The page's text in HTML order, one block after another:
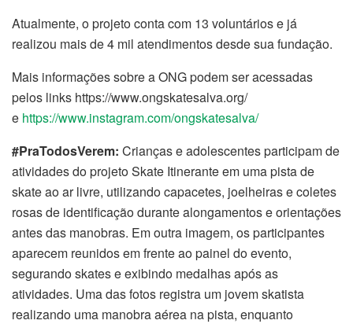
Atualmente, o projeto conta com 13 voluntários e já
realizou mais de 4 mil atendimentos desde sua fundação.
Mais informações sobre a ONG podem ser acessadas
pelos links https://www.ongskatesalva.org/
e https://www.instagram.com/ongskatesalva/
#PraTodosVerem: Crianças e adolescentes participam de
atividades do projeto Skate Itinerante em uma pista de
skate ao ar livre, utilizando capacetes, joelheiras e coletes
rosas de identificação durante alongamentos e orientações
antes das manobras. Em outra imagem, os participantes
aparecem reunidos em frente ao painel do evento,
segurando skates e exibindo medalhas após as
atividades. Uma das fotos registra um jovem skatista
realizando uma manobra aérea na pista, enquanto